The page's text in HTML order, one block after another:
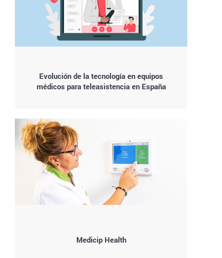
Evolución de la tecnología en equipos
médicos para teleasistencia en España
Medicip Health